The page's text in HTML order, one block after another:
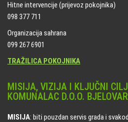
Hitne intervencije (prijevoz pokojnika)
098 377 711
Organizacija sahrana
099 267 6901
TRAŽILICA POKOJNIKA
MISIJA, VIZIJA I KLJUČNI
KOMUNALAC D.O.O. BJELOVAR
MISIJA: biti pouzdan servis grada i